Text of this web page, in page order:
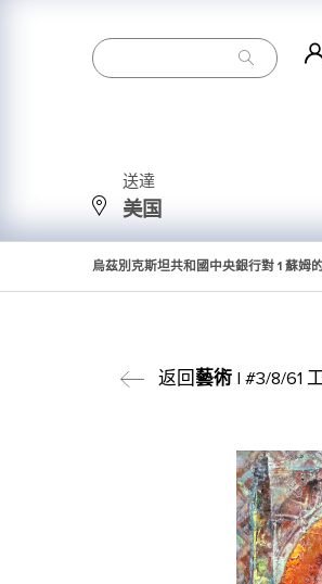
送達
美国
烏茲別克斯坦共和國中央銀行對 1 蘇姆
返回藝術| #3/8/61